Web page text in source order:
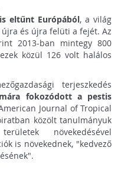
eltűnt Európából, a világ
és újra felüti a fejét. Az
2013-ban mintegy 800
közül 126 volt halálos
terjeszkedés
fokozódott a pestis
Journal of Tropical
közölt tanulmányuk
növekedésével
is növekednek, "kedvező